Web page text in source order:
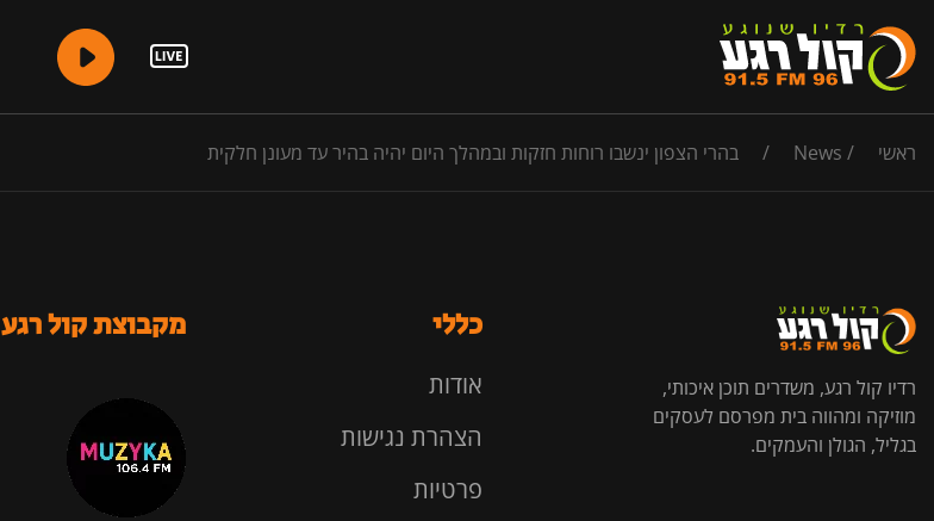
ראשי /
News
/ בהרי הצפון ינשבו רוחות חזקות ובמהלך היום יהיה בהיר עד מעונן חלקית
רדיו קול רגע, משדרים תוכן איכותי,
מוזיקה ומהווה בית מפרסם לעסקים
בגליל, הגולן והעמקים.
כללי
אודות
הצהרת נגישות
פרטיות
מקבוצת קול רגע